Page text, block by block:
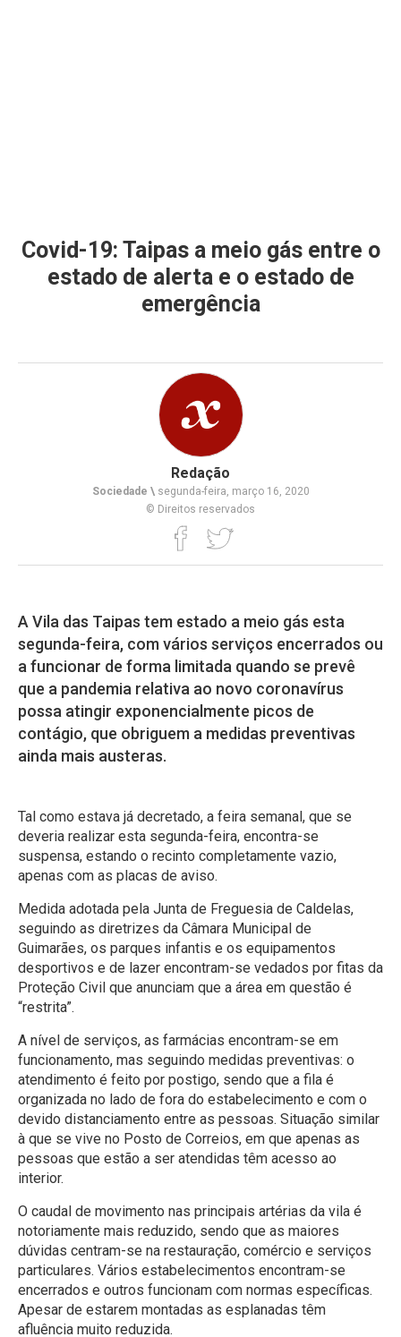
Covid-19: Taipas a meio gás entre o
estado de alerta e o estado de
emergência
Redação
Sociedade \segunda-feira, março 16, 2020
© Direitos reservados
A Vila das Taipas tem estado a meio gás esta
segunda-feira, com vários serviços encerrados ou
a funcionar de forma limitada quando se prevê
que a pandemia relativa ao novo coronavírus
possa atingir exponencialmente picos de
contágio, que obriguem a medidas preventivas
ainda mais austeras.
Tal como estava já decretado, a feira semanal, que se
deveria realizar esta segunda-feira, encontra-se
suspensa, estando o recinto completamente vazio,
apenas com as placas de aviso.
Medida adotada pela Junta de Freguesia de Caldelas,
seguindo as diretrizes da Câmara Municipal de
Guimarães, os parques infantis e os equipamentos
desportivos e de lazer encontram-se vedados por fitas da
Proteção Civil que anunciam que a área em questão é
“restrita”.
A nível de serviços, as farmácias encontram-se em
funcionamento, mas seguindo medidas preventivas: o
atendimento é feito por postigo, sendo que a fila é
organizada no lado de fora do estabelecimento e com o
devido distanciamento entre as pessoas. Situação similar
à que se vive no Posto de Correios, em que apenas as
pessoas que estão a ser atendidas têm acesso ao
interior.
O caudal de movimento nas principais artérias da vila é
notoriamente mais reduzido, sendo que as maiores
dúvidas centram-se na restauração, comércio e serviços
particulares. Vários estabelecimentos encontram-se
encerrados e outros funcionam com normas específicas.
Apesar de estarem montadas as esplanadas têm
afluência muito reduzida.